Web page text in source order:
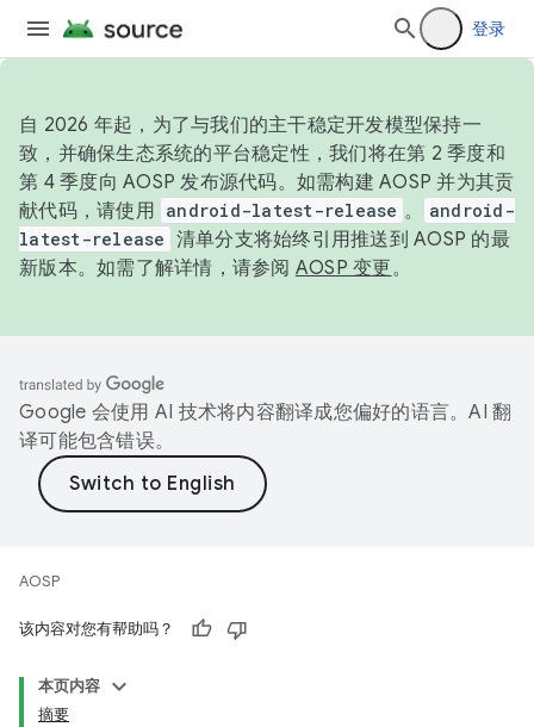
登录
自 2026 年起，为了与我们的主干稳定开发模型保持一
致，并确保生态系统的平台稳定性，我们将在第 2 季度和
第 4 季度向 AOSP 发布源代码。如需构建 AOSP 并为其贡
献代码，请使用 android-latest-release 。
android-
latest-release 清单分支将始终引用推送到 AOSP 的最
新版本。如需了解详情，请参阅 AOSP 变更。
Google 会使用 AI 技术将内容翻译成您偏好的语言。AI 翻
译可能包含错误。
AOSP
该内容对您有帮助吗？
本页内容
摘要